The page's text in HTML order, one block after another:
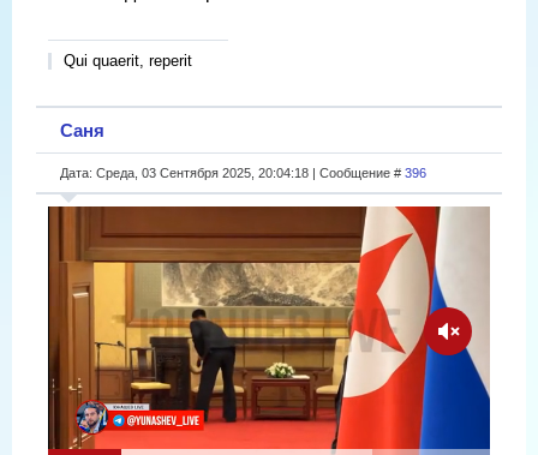
Qui quaerit, reperit
Саня
Дата: Среда, 03 Сентября 2025, 20:04:18 | Сообщение # 396